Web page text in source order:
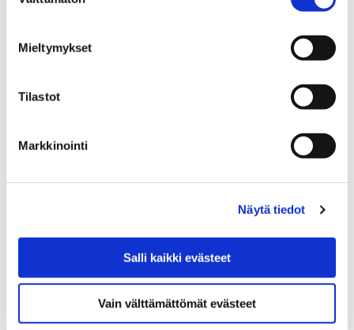
Mieltymykset
Tilastot
Markkinointi
Näytä tiedot
Salli kaikki evästeet
Vain välttämättömät evästeet
Kaupunkikehitys
Liikenneverkkosuunnittelu
Porin keskustan liikenneverkkosuunnitelma on
Työssä määritetään kaikkien liikennemuotojen
aikajänteen ohjenuorana katujen
liikenneverkkosuunnitelman loppuraportin